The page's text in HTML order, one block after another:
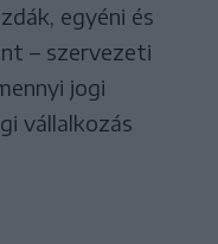
egyéni és
– szervezeti
jogi
vállalkozás